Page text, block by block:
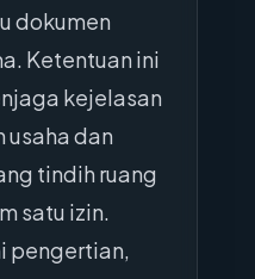
dokumen
Ketentuan ini
kejelasan
dan
tindih ruang
satu izin.
pengertian,